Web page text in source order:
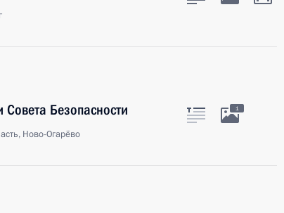
Безопасности
Ново-Огарёво
1